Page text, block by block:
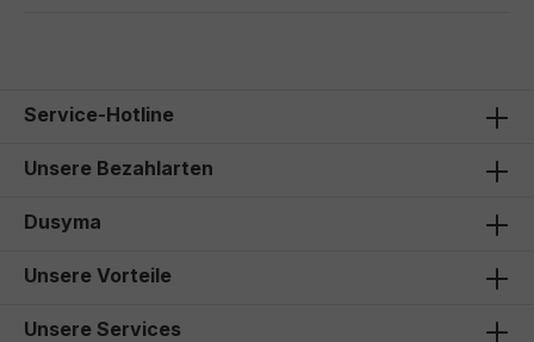
Service-Hotline
Unsere Bezahlarten
Dusyma
Unsere Vorteile
Unsere Services